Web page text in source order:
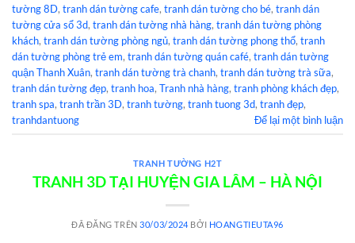
tường 8D, tranh dán tường cafe, tranh dán tường cho bé, tranh dán
tường cửa sổ 3d, tranh dán tường nhà hàng, tranh dán tường phòng
khách, tranh dán tường phòng ngủ, tranh dán tường phong thổ, tranh
dán tường phòng trẻ em, tranh dán tường quán café, tranh dán tường
quận Thanh Xuân, tranh dán tường trà chanh, tranh dán tường trà sữa,
tranh dán tường đẹp, tranh hoa, Tranh nhà hàng, tranh phòng khách đẹp,
tranh spa, tranh trần 3D, tranh tường, tranh tuong 3d, tranh đẹp,
tranhdantuong
Để lại một bình luận
TRANH TƯỜNG H2T
TRANH 3D TẠI HUYỆN GIA LÂM – HÀ NỘI
ĐÃ ĐĂNG TRÊN30/03/2024 BỞI HOANGTIEUTA96